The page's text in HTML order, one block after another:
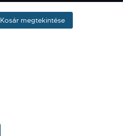
Kosár megtekintése